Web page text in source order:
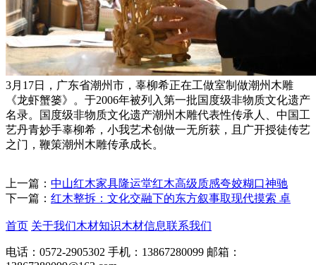
3月17日，广东省潮州市，辜柳希正在工做室制做潮州木雕
《龙虾蟹篓》。于2006年被列入第一批国度级非物质文化遗产
名录。国度级非物质文化遗产潮州木雕代表性传承人、中国工
艺丹青妙手辜柳希，小我艺术创做一无所获，且广开授徒传艺
之门，鞭策潮州木雕传承成长。
上一篇： 中山红木家具隆运堂红木高级质感夸姣糊口神驰
下一篇： 红木整拆：文化交融下的东方叙事取现代摸索 卓
首页 关于我们木材知识木材信息联系我们
电话：0572-2905302 手机：13867280099 邮箱：